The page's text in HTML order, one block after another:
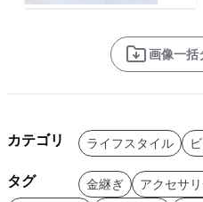
画像一括
カテゴリ ライフスタイル
タグ 金継ぎ アクセサ